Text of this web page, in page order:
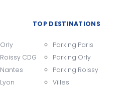
CDG
TOP DESTINATIONS
Parking Paris
Parking Orly
Parking Roissy
Villes